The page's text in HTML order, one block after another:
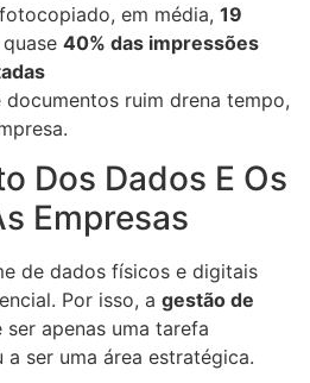
em média, 19
40% das impressões
documentos ruim drena tempo,
Dos Dados E Os
Empresas
de dados físicos e digitais
Por isso, a gestão de
ser apenas uma tarefa
ser uma área estratégica.